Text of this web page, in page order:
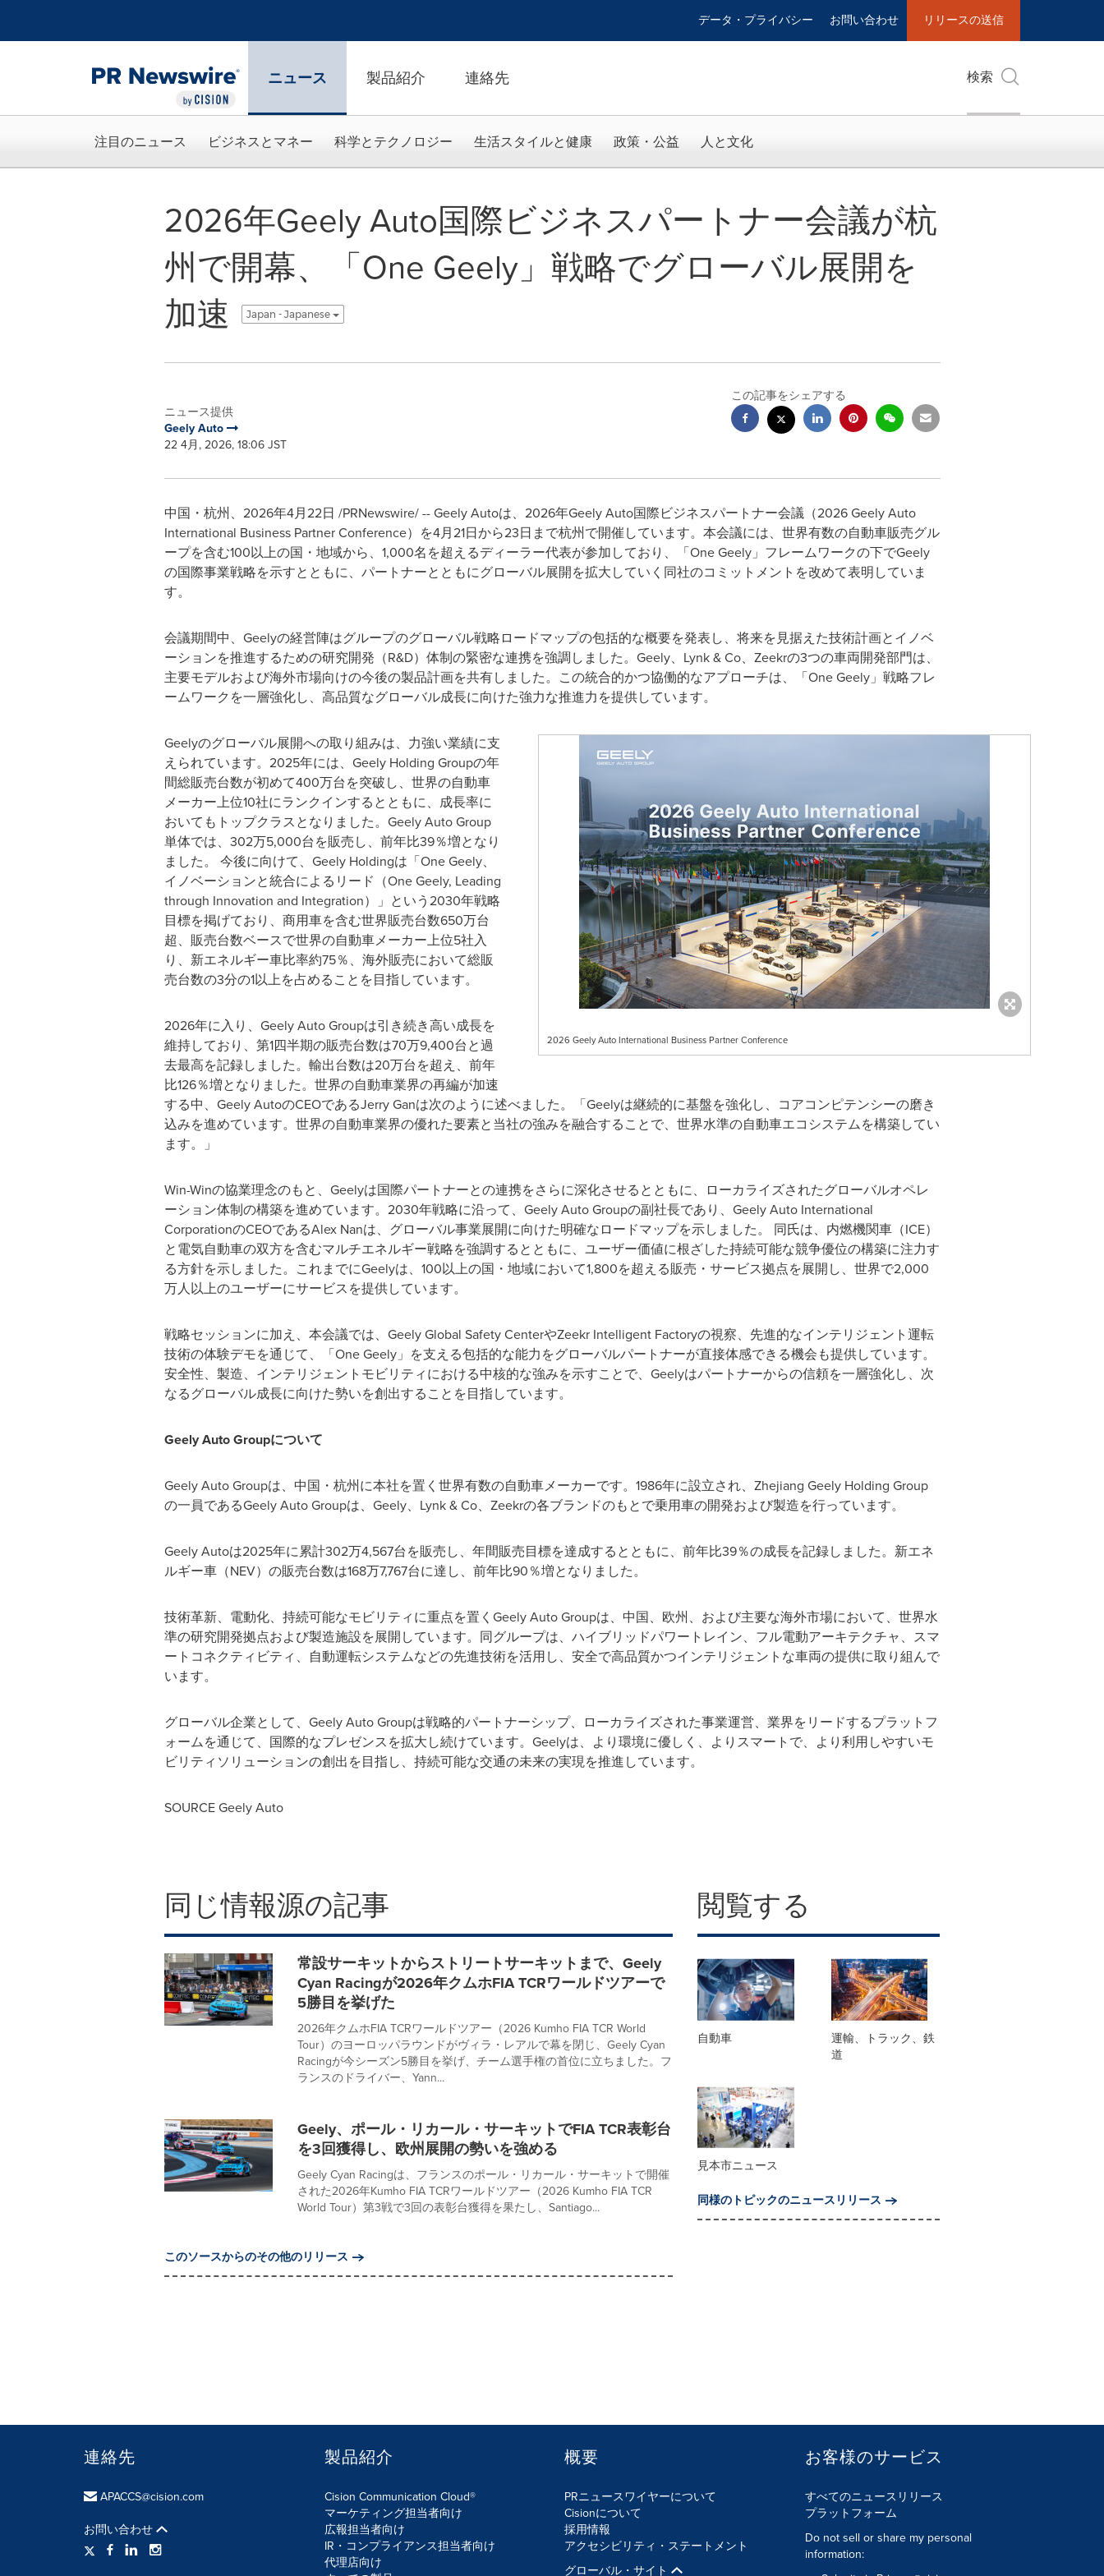
データ・プライバシー お問い合わせ リリースの送信
ニュース 製品紹介 連絡先 検索
注目のニュース ビジネスとマネー 科学とテクノロジー 生活スタイルと健康 政策・公益 人と文化
2026年Geely Auto国際ビジネスパートナー会議が杭
州で開幕、「One Geely」戦略でグローバル展開を
加速
Japan - Japanese
ニュース提供
Geely Auto
22 4月, 2026, 18:06 JST
この記事をシェアする
中国・杭州、2026年4月22日 /PRNewswire/ -- Geely Autoは、2026年Geely Auto国際ビジネスパートナー会議（2026 Geely Auto
International Business Partner Conference）を4月21日から23日まで杭州で開催しています。本会議には、世界有数の自動車販売グル
ープを含む100以上の国・地域から、1,000名を超えるディーラー代表が参加しており、「One Geely」フレームワークの下でGeely
の国際事業戦略を示すとともに、パートナーとともにグローバル展開を拡大していく同社のコミットメントを改めて表明していま
す。
会議期間中、Geelyの経営陣はグループのグローバル戦略ロードマップの包括的な概要を発表し、将来を見据えた技術計画とイノベ
ーションを推進するための研究開発（R&D）体制の緊密な連携を強調しました。Geely、Lynk & Co、Zeekrの3つの車両開発部門は、
主要モデルおよび海外市場向けの今後の製品計画を共有しました。この統合的かつ協働的なアプローチは、「One Geely」戦略フレ
ームワークを一層強化し、高品質なグローバル成長に向けた強力な推進力を提供しています。
2026 Geely Auto International Business Partner Conference
Geelyのグローバル展開への取り組みは、力強い業績に支
えられています。2025年には、Geely Holding Groupの年
間総販売台数が初めて400万台を突破し、世界の自動車
メーカー上位10社にランクインするとともに、成長率に
おいてもトップクラスとなりました。Geely Auto Group
単体では、302万5,000台を販売し、前年比39％増となり
ました。 今後に向けて、Geely Holdingは「One Geely、
イノベーションと統合によるリード（One Geely, Leading
through Innovation and Integration）」という2030年戦略
目標を掲げており、商用車を含む世界販売台数650万台
超、販売台数ベースで世界の自動車メーカー上位5社入
り、新エネルギー車比率約75％、海外販売において総販
売台数の3分の1以上を占めることを目指しています。
2026年に入り、Geely Auto Groupは引き続き高い成長を
維持しており、第1四半期の販売台数は70万9,400台と過
去最高を記録しました。輸出台数は20万台を超え、前年
比126％増となりました。世界の自動車業界の再編が加速
する中、Geely AutoのCEOであるJerry Ganは次のように述べました。「Geelyは継続的に基盤を強化し、コアコンピテンシーの磨き
込みを進めています。世界の自動車業界の優れた要素と当社の強みを融合することで、世界水準の自動車エコシステムを構築してい
ます。」
Win-Winの協業理念のもと、Geelyは国際パートナーとの連携をさらに深化させるとともに、ローカライズされたグローバルオペレ
ーション体制の構築を進めています。2030年戦略に沿って、Geely Auto Groupの副社長であり、Geely Auto International
CorporationのCEOであるAlex Nanは、グローバル事業展開に向けた明確なロードマップを示しました。 同氏は、内燃機関車（ICE）
と電気自動車の双方を含むマルチエネルギー戦略を強調するとともに、ユーザー価値に根ざした持続可能な競争優位の構築に注力す
る方針を示しました。これまでにGeelyは、100以上の国・地域において1,800を超える販売・サービス拠点を展開し、世界で2,000
万人以上のユーザーにサービスを提供しています。
戦略セッションに加え、本会議では、Geely Global Safety CenterやZeekr Intelligent Factoryの視察、先進的なインテリジェント運転
技術の体験デモを通じて、「One Geely」を支える包括的な能力をグローバルパートナーが直接体感できる機会も提供しています。
安全性、製造、インテリジェントモビリティにおける中核的な強みを示すことで、Geelyはパートナーからの信頼を一層強化し、次
なるグローバル成長に向けた勢いを創出することを目指しています。
Geely Auto Groupについて
Geely Auto Groupは、中国・杭州に本社を置く世界有数の自動車メーカーです。1986年に設立され、Zhejiang Geely Holding Group
の一員であるGeely Auto Groupは、Geely、Lynk & Co、Zeekrの各ブランドのもとで乗用車の開発および製造を行っています。
Geely Autoは2025年に累計302万4,567台を販売し、年間販売目標を達成するとともに、前年比39％の成長を記録しました。新エネ
ルギー車（NEV）の販売台数は168万7,767台に達し、前年比90％増となりました。
技術革新、電動化、持続可能なモビリティに重点を置くGeely Auto Groupは、中国、欧州、および主要な海外市場において、世界水
準の研究開発拠点および製造施設を展開しています。同グループは、ハイブリッドパワートレイン、フル電動アーキテクチャ、スマ
ートコネクティビティ、自動運転システムなどの先進技術を活用し、安全で高品質かつインテリジェントな車両の提供に取り組んで
います。
グローバル企業として、Geely Auto Groupは戦略的パートナーシップ、ローカライズされた事業運営、業界をリードするプラットフ
ォームを通じて、国際的なプレゼンスを拡大し続けています。Geelyは、より環境に優しく、よりスマートで、より利用しやすいモ
ビリティソリューションの創出を目指し、持続可能な交通の未来の実現を推進しています。
SOURCE Geely Auto
同じ情報源の記事
常設サーキットからストリートサーキットまで、Geely
Cyan Racingが2026年クムホFIA TCRワールドツアーで
5勝目を挙げた
2026年クムホFIA TCRワールドツアー（2026 Kumho FIA TCR World
Tour）のヨーロッパラウンドがヴィラ・レアルで幕を閉じ、Geely Cyan
Racingが今シーズン5勝目を挙げ、チーム選手権の首位に立ちました。フ
ランスのドライバー、Yann...
Geely、ポール・リカール・サーキットでFIA TCR表彰台
を3回獲得し、欧州展開の勢いを強める
Geely Cyan Racingは、フランスのポール・リカール・サーキットで開催
された2026年Kumho FIA TCRワールドツアー（2026 Kumho FIA TCR
World Tour）第3戦で3回の表彰台獲得を果たし、Santiago...
このソースからのその他のリリース
閲覧する
自動車
運輸、トラック、鉄
道
見本市ニュース
同様のトピックのニュースリリース
連絡先
APACCS@cision.com
お問い合わせ
製品紹介
Cision Communication Cloud®
マーケティング担当者向け
広報担当者向け
IR・コンプライアンス担当者向け
代理店向け
概要
PRニュースワイヤーについて
Cisionについて
採用情報
アクセシビリティ・ステートメント
グローバル・サイト
お客様のサービス
すべてのニュースリリース
プラットフォーム
Do not sell or share my personal
information: